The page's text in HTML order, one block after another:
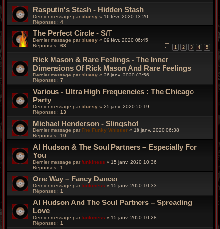
Rasputin's Stash - Hidden Stash
Dernier message par bluesy « 16 févr. 2020 13:20
Réponses : 4
The Perfect Circle - S/T
Dernier message parbluesy « 09 févr. 2020 06:45
Réponses : 63 1 2 3 4 5
Rick Mason & Rare Feelings - The Inner
Dimensions Of Rick Mason And Rare Feelings
Dernier message par bluesy « 26 janv. 2020 03:56
Réponses : 7
Various - Ultra High Frequencies : The Chicago
Party
Dernier message par bluesy « 25 janv. 2020 20:19
Réponses : 13
Michael Henderson - Slingshot
Dernier message par The Funky Whistler « 18 janv. 2020 06:38
Réponses : 10
Al Hudson & The Soul Partners – Especially For
You
Dernier message par funkiness « 15 janv. 2020 10:36
Réponses : 1
One Way ‎– Fancy Dancer
Dernier message par funkiness « 15 janv. 2020 10:33
Réponses : 1
Al Hudson And The Soul Partners – Spreading
Love
Dernier message par funkiness « 15 janv. 2020 10:28
Réponses : 1